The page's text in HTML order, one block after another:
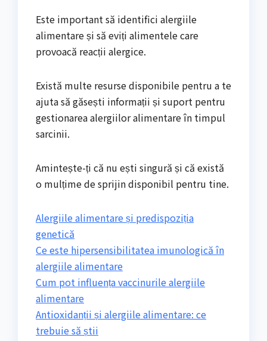
Este important să identifici alergiile
alimentare și să eviți alimentele care
provoacă reacții alergice.
Există multe resurse disponibile pentru a te
ajuta să găsești informații și suport pentru
gestionarea alergiilor alimentare în timpul
sarcinii.
Amintește-ți că nu ești singură și că există
o mulțime de sprijin disponibil pentru tine.
Alergiile alimentare și predispoziția
genetică
Ce este hipersensibilitatea imunologică în
alergiile alimentare
Cum pot influența vaccinurile alergiile
alimentare
Antioxidanții și alergiile alimentare: ce
trebuie să știi